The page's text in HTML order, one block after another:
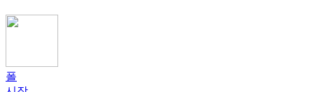
폴